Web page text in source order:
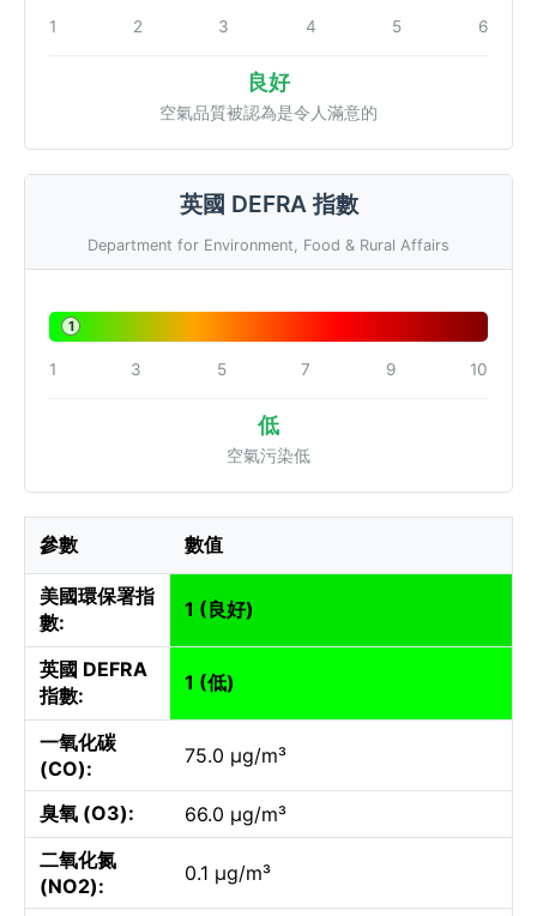
1 2 3 4 5 6
良好
空氣品質被認為是令人滿意的
英國 DEFRA 指數
Department for Environment, Food & Rural Affairs
1
1 3 5 7 9 10
低
空氣污染低
參數 數值
美國環保署指
數:
1 (良好)
英國 DEFRA
指數:
1 (低)
一氧化碳
(CO):
75.0 µg/m³
臭氧 (O3):
66.0 µg/m³
二氧化氮
(NO2):
0.1 µg/m³